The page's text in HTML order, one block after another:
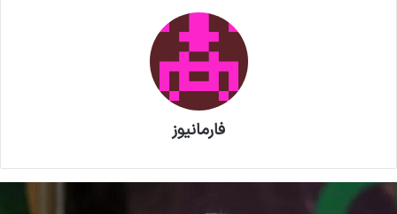
دیگری مانند جنسیت، سن و حتی خاستگاه نژادی
افراد می‌تواند بر تاثیر آنها اثر بگذارد.
رفت
فارمانیوز